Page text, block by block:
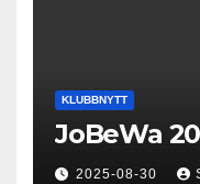
KLUBBNYTT
JoBeWa
2025-08-30